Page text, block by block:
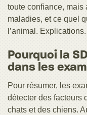
toute confiance, mais
maladies, et ce quel
l’animal. Explications.
Pourquoi la
dans les
Pour résumer, les
détecter des facteurs
chats et des chiens.